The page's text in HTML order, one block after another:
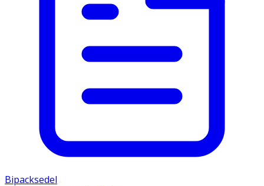
Bipacksedel